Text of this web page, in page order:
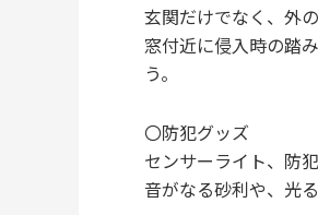
玄関だけでなく、外
窓付近に侵入時の踏
う。
〇防犯グッズ
センサーライト、防
音がなる砂利や、光